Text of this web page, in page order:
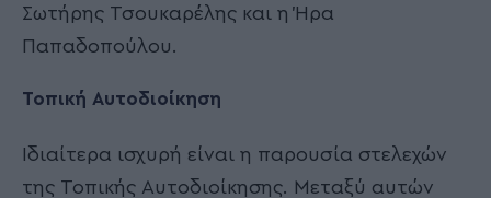
Σωτήρης Τσουκαρέλης και η Ήρα
Παπαδοπούλου.
Τοπική Αυτοδιοίκηση
Ιδιαίτερα ισχυρή είναι η παρουσία στελεχών
της Τοπικής Αυτοδιοίκησης. Μεταξύ αυτών